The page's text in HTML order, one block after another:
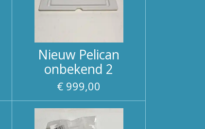
Nieuw Pelican
onbekend 2
€ 999,00